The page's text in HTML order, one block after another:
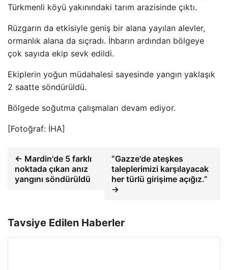
Türkmenli köyü yakınındaki tarım arazisinde çıktı.
Rüzgarın da etkisiyle geniş bir alana yayılan alevler,
ormanlık alana da sıçradı. İhbarın ardından bölgeye
çok sayıda ekip sevk edildi.
Ekiplerin yoğun müdahalesi sayesinde yangın yaklaşık
2 saatte söndürüldü.
Bölgede soğutma çalışmaları devam ediyor.
[Fotoğraf: İHA]
← Mardin'de 5 farklı
noktada çıkan anız
yangını söndürüldü
“Gazze'de ateşkes
taleplerimizi karşılayacak
her türlü girişime açığız.”
→
Tavsiye Edilen Haberler